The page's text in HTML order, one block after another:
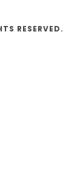
RESERVED.